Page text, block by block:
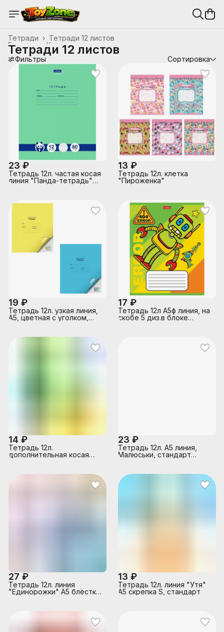
Тетради 12 листов
Тетради ›
Канцтовары, школьные принадлежности
Главная
Тетради 12 листов
Фильтры Сортировка
23 ₽
Тетрадь 12л. частая косая
линия "Панда-тетрадь"
13 ₽
Тетрадь 12л. клетка
"Пироженка"
19 ₽
Тетрадь 12л. узкая линия,
А5, цветная с уголком,
17 ₽
Тетрадь 12л А5ф линия, на
скобе 5 диз.в блоке
14 ₽
Тетрадь 12л.
дополнительная косая
спайке
23 ₽
Тетрадь 12л. А5 линия,
Малюськи, стандарт
27 ₽
Тетрадь 12л. линия
"Единорожки" А5 блёстки,
13 ₽
Тетрадь 12л. линия "Утя"
А5 скрепка S, стандарт